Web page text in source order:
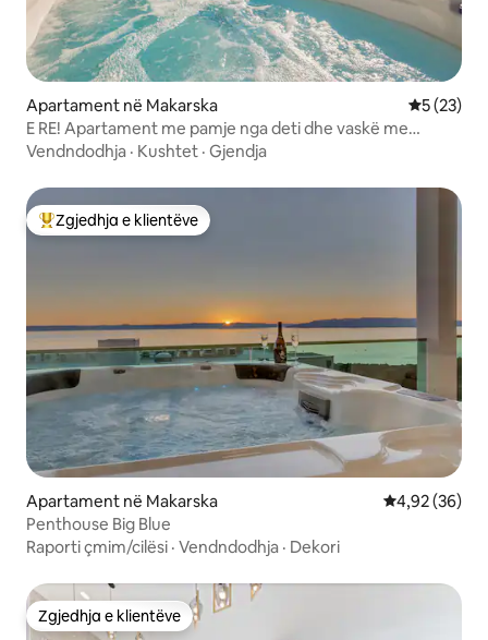
Apartament në Makarska Vlerësimi
5 (23)
E RE! Apartament me pamje nga deti dhe vaskë me
hidromasazh – Makarska #2
Vendndodhja · Kushtet · Gjendja
Më të mirat e zgjedhjeve të klientëve
Zgjedhja e klientëve
Apartament në Makarska Vlerësimi
4,92 (36)
Penthouse Big Blue
Raporti çmim/cilësi · Vendndodhja · Dekori
Zgjedhja e klientëve
Zgjedhja e klientëve